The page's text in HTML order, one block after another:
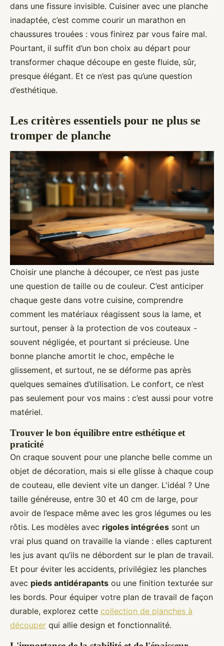
dans une fissure invisible. Cuisiner avec une planche
inadaptée, c’est comme courir un marathon en
chaussures trouées : vous finirez par vous faire mal.
Pourtant, il suffit d’un bon choix au départ pour
transformer chaque découpe en geste fluide, sûr,
presque élégant. Et ce n’est pas qu’une question
d’esthétique.
Les critères essentiels pour ne plus se
tromper de planche
Choisir une planche à découper, ce n’est pas juste
une question de taille ou de couleur. C’est anticiper
chaque geste dans votre cuisine, comprendre
comment les matériaux réagissent sous la lame, et
surtout, penser à la protection de vos couteaux -
souvent négligée, et pourtant si précieuse. Une
bonne planche amortit le choc, empêche le
glissement, et surtout, ne se déforme pas après
quelques semaines d’utilisation. Le confort, ce n’est
pas seulement pour vos mains : c’est aussi pour votre
matériel.
Trouver le bon équilibre entre esthétique et
praticité
On craque souvent pour une planche belle comme un
objet de décoration, mais si elle glisse à chaque coup
de couteau, elle devient vite un danger. L'idéal ? Une
taille généreuse, entre 30 et 40 cm de large, pour
avoir de l’espace même avec les gros légumes ou les
rôtis. Les modèles avec rigoles intégrées sont un
vrai plus quand on travaille la viande : elles capturent
les jus avant qu’ils ne débordent sur le plan de travail.
Et pour éviter les accidents, privilégiez les planches
avec pieds antidérapants ou une finition texturée sur
les bords. Pour équiper votre plan de travail de façon
durable, explorez cette collection de planches à
découper qui allie design et fonctionnalité.